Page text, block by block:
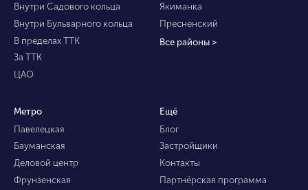
Внутри Садового кольца
Внутри Бульварного кольца
В пределах ТТК
За ТТК
ЦАО
Якиманка
Пресненский
Все районы >
Метро
Павелецкая
Бауманская
Деловой центр
Фрунзенская
Ещё
Блог
Застройщики
Контакты
Партнёрская программа